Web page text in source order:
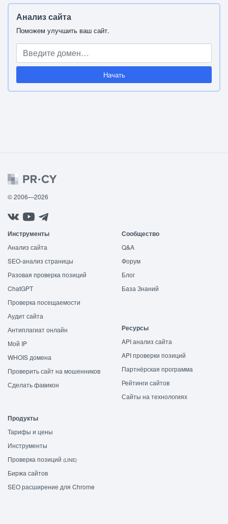
Анализ сайта
Поможем улучшить ваш сайт.
Начать
© 2006—2026
Инструменты
Анализ сайта
SEO-анализ страницы
Разовая проверка позиций
ChatGPT
Проверка посещаемости
Аудит сайта
Антиплагиат онлайн
Мой IP
WHOIS домена
Проверить сайт на мошенников
Сделать фавикон
Сообщество
Q&A
Форум
Блог
База Знаний
Ресурсы
API анализ сайта
API проверки позиций
Партнёрская программа
Рейтинги сайтов
Сайты на технологиях
Продукты
Тарифы и цены
Инструменты
Проверка позиций (LINE)
Биржа сайтов
SEO расширение для Chrome